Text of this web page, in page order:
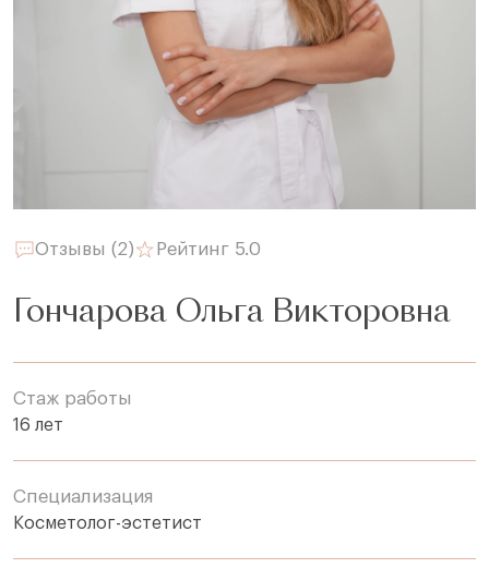
Отзывы (2) Рейтинг 5.0
Гончарова Ольга Викторовна
Стаж работы
16 лет
Специализация
Косметолог-эстетист